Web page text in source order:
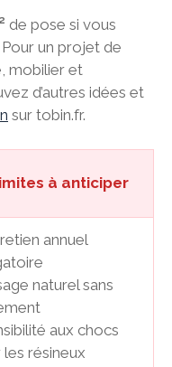
de pose si vous
un projet de
mobilier et
d’autres idées et
sur tobin.fr.
à anticiper
annuel
naturel sans
aux chocs
résineux